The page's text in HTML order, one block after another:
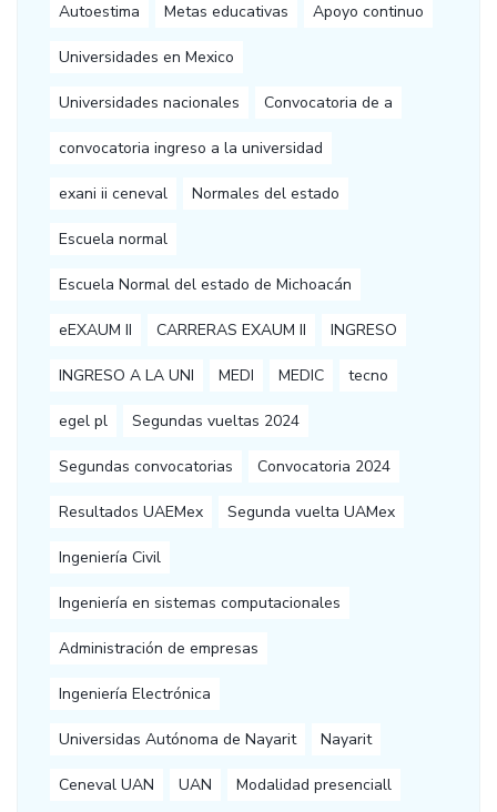
Autoestima Metas educativas Apoyo continuo
Universidades en Mexico
Universidades nacionales Convocatoria de a
convocatoria ingreso a la universidad
exani ii ceneval Normales del estado
Escuela normal
Escuela Normal del estado de Michoacán
eEXAUM II CARRERAS EXAUM II INGRESO
INGRESO A LA UNI MEDI MEDIC tecno
egel pl Segundas vueltas 2024
Segundas convocatorias Convocatoria 2024
Resultados UAEMex Segunda vuelta UAMex
Ingeniería Civil
Ingeniería en sistemas computacionales
Administración de empresas
Ingeniería Electrónica
Universidas Autónoma de Nayarit Nayarit
Ceneval UAN UAN Modalidad presenciall